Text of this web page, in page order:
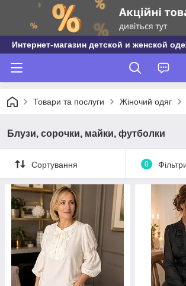
Интернет-магазин детской и женской
Товари та послуги Жіночий одяг
Блузи, сорочки, майки, футболки
Сортування 0